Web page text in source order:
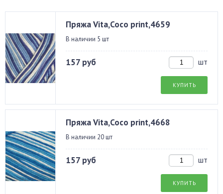
Пряжа Vita,Coco print,4659
В наличии 5 шт
157 руб шт
КУПИТЬ
Пряжа Vita,Coco print,4668
В наличии 20 шт
157 руб шт
КУПИТЬ